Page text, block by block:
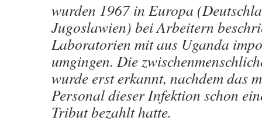
wurden 1967 in Europa
Jugoslawien) bei Arbeitern
Laboratorien mit aus Uganda
umgingen. Die
wurde erst erkannt, nachdem das
Personal dieser Infektion schon
Tribut bezahlt hatte.